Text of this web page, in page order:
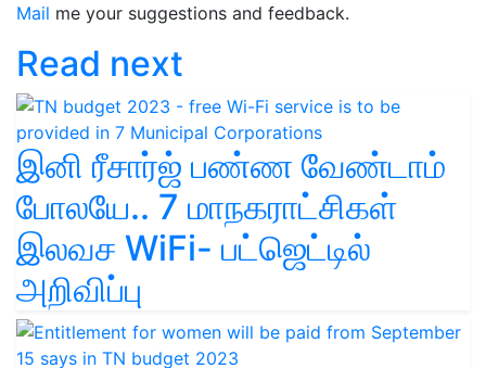
Mail me your suggestions and feedback.
Read next
இனி ரீசார்ஜ் பண்ண வேண்டாம்
போலயே.. 7 மாநகராட்சிகள்
இலவச WiFi- பட்ஜெட்டில்
அறிவிப்பு